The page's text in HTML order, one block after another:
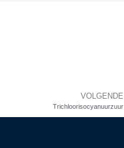
VOLGENDE
Trichloorisocyanuurzuur